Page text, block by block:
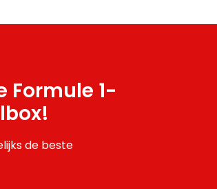
Formule 1-
de beste